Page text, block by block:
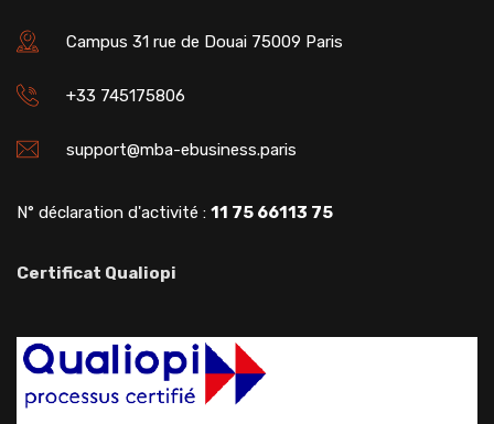
Campus 31 rue de Douai 75009 Paris
+33 745175806
support@mba-ebusiness.paris
N° déclaration d'activité : 11 75 66113 75
Certificat Qualiopi